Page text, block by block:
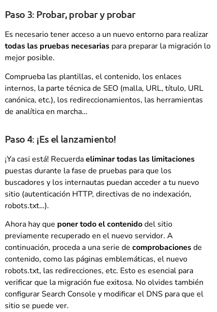
Paso 3: Probar, probar y probar
Es necesario tener acceso a un nuevo entorno para realizar
todas las pruebas necesarias para preparar la migración lo
mejor posible.
Comprueba las plantillas, el contenido, los enlaces
internos, la parte técnica de SEO (malla, URL, título, URL
canónica, etc.), los redireccionamientos, las herramientas
de analítica en marcha…
Paso 4: ¡Es el lanzamiento!
¡Ya casi está! Recuerdaeliminar todas las limitaciones
puestas durante la fase de pruebas para que los
buscadores y los internautas puedan acceder a tu nuevo
sitio (autenticación HTTP, directivas de no indexación,
robots.txt…).
Ahora hay que poner todo el contenidodel sitio
previamente recuperado en el nuevo servidor. A
continuación, proceda a una serie de comprobacionesde
contenido, como las páginas emblemáticas, el nuevo
robots.txt, las redirecciones, etc. Esto es esencial para
verificar que la migración fue exitosa. No olvides también
configurar Search Console y modificar el DNS para que el
sitio se puede ver.